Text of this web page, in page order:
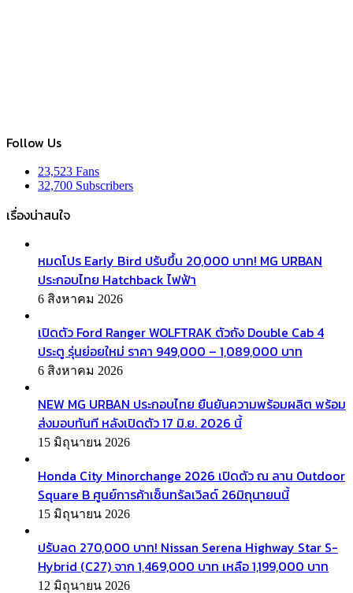
Follow Us
23,523 Fans
32,700 Subscribers
เรื่องน่าสนใจ
หมดโปร Early Bird ปรับขึ้น 20,000 บาท! MG URBAN
ประกอบไทย Hatchback ไฟฟ้า
6 สิงหาคม 2026
เปิดตัว Ford Ranger WOLFTRAK ตัวถัง Double Cab 4
ประตู รุ่นย่อยใหม่ ราคา 949,000 – 1,089,000 บาท
6 สิงหาคม 2026
NEW MG URBAN ประกอบไทย ยืนยันความพร้อมผลิต พร้อม
ส่งมอบทันที หลังเปิดตัว 17 มิ.ย. 2026 นี้
15 มิถุนายน 2026
Honda City Minorchange 2026 เปิดตัว ณ ลาน Outdoor
Square B ศูนย์การค้าเซ็นทรัลเวิลด์ 26มิถุนายนนี้
15 มิถุนายน 2026
ปรับลด 270,000 บาท! Nissan Serena Highway Star S-
Hybrid (C27) จาก 1,469,000 บาท เหลือ 1,199,000 บาท
12 มิถุนายน 2026